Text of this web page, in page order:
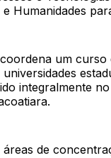
Humanidades
um
integralmente
de